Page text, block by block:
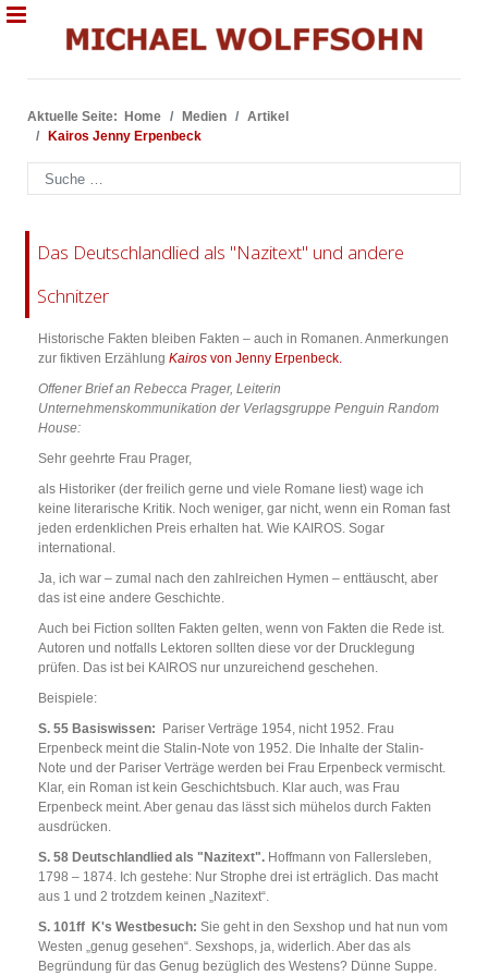
Aktuelle Seite: Home Medien
Artikel
Kairos Jenny Erpenbeck
Suchen
Das Deutschlandlied als "Nazitext" und andere
Schnitzer
Historische Fakten bleiben Fakten – auch in Romanen. Anmerkungen
zur fiktiven Erzählung Kairos von Jenny Erpenbeck.
Offener Brief an Rebecca Prager, Leiterin
Unternehmenskommunikation der Verlagsgruppe Penguin Random
House:
Sehr geehrte Frau Prager,
als Historiker (der freilich gerne und viele Romane liest) wage ich
keine literarische Kritik. Noch weniger, gar nicht, wenn ein Roman fast
jeden erdenklichen Preis erhalten hat. Wie KAIROS. Sogar
international.
Ja, ich war – zumal nach den zahlreichen Hymen – enttäuscht, aber
das ist eine andere Geschichte.
Auch bei Fiction sollten Fakten gelten, wenn von Fakten die Rede ist.
Autoren und notfalls Lektoren sollten diese vor der Drucklegung
prüfen. Das ist bei KAIROS nur unzureichend geschehen.
Beispiele:
S. 55 Basiswissen:
Pariser Verträge 1954, nicht 1952. Frau
Erpenbeck meint die Stalin-Note von 1952. Die Inhalte der Stalin-
Note und der Pariser Verträge werden bei Frau Erpenbeck vermischt.
Klar, ein Roman ist kein Geschichtsbuch. Klar auch, was Frau
Erpenbeck meint. Aber genau das lässt sich mühelos durch Fakten
ausdrücken.
S. 58 Deutschlandlied als "Nazitext". Hoffmann von Fallersleben,
1798 – 1874. Ich gestehe: Nur Strophe drei ist erträglich. Das macht
aus 1 und 2 trotzdem keinen „Nazitext“.
S. 101ff K's Westbesuch: Sie geht in den Sexshop und hat nun vom
Westen „genug gesehen“. Sexshops, ja, widerlich. Aber das als
Begründung für das Genug bezüglich des Westens? Dünne Suppe.